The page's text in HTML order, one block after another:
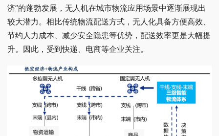
济”的蓬勃发展，无人机在城市物流应用场景中逐渐展现出
较大潜力。相比传统物流配送方式，无人化具备方便高效、
节约人力成本、减少安全隐患等优势，配送效率更是大幅提
升。因此，受到快递、电商等企业关注。